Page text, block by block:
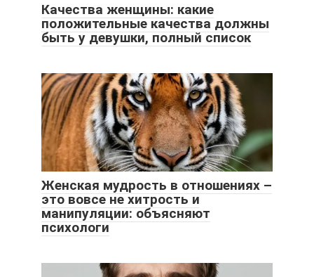
Качества женщины: какие
положительные качества должны
быть у девушки, полный список
Женская мудрость в отношениях –
это вовсе не хитрость и
манипуляции: объясняют
психологи